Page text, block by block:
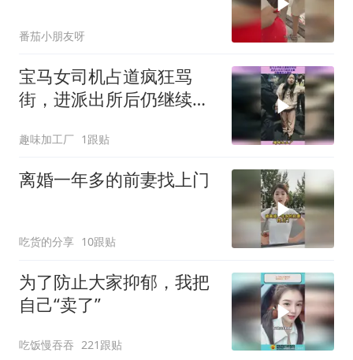
番茄小朋友呀
宝马女司机占道疯狂骂
街，进派出所后仍继续发
趣味加工厂 1跟贴
离婚一年多的前妻找上门
吃货的分享 10跟贴
为了防止大家抑郁，我把
自己“卖了”
吃饭慢吞吞 221跟贴